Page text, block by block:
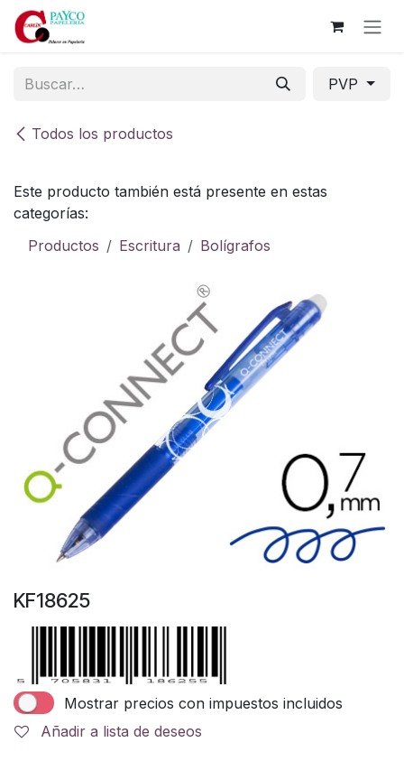
Ir al contenido
Todos los productos
PVP
Este producto también está presente en estas
categorías:
Productos
Escritura Bolígrafos
KF18625
Mostrar precios con impuestos incluidos
Añadir a lista de deseos